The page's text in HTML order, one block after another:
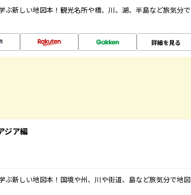
ぶ新しい地図本！観光名所や橋、川、湖、半島など旅気分で
詳細を見る
ア編
ぶ新しい地図本！国境や州、川や街道、島など旅気分で地図